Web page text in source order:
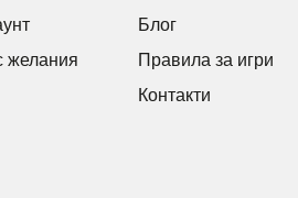
желания
Блог
Правила за игри
Контакти